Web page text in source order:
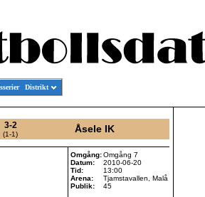
Distrikt
3-2
(1-1) Åsele IK
Omgång:Omgång 7
Datum:
2010-06-20
Tid:
13:00
Arena:
Tjamstavallen, Malå
Publik:
45